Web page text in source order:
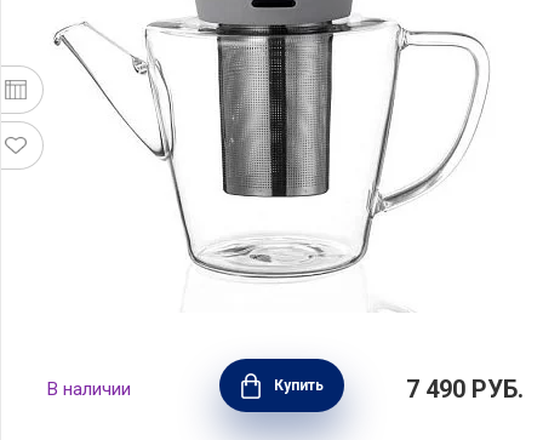
Чайник с ситечком серый, 1,2л, Viva
Scandinavia, V27833
В наличии Купить 7 490 РУБ.